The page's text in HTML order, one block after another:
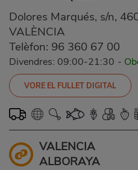
Dolores Marqués, s/n,
VALÈNCIA
Telèfon: 96 360 67 00
Divendres: 09:00-21:30 -
VORE EL FULLET DIGITAL
VALENCIA
ALBORAYA